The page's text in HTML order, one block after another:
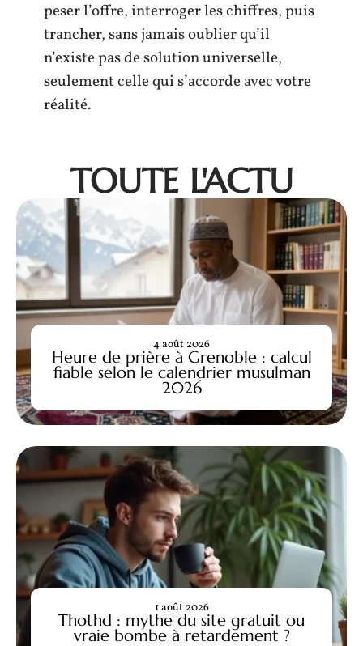
peser l’offre, interroger les chiffres, puis
trancher, sans jamais oublier qu’il
n’existe pas de solution universelle,
seulement celle qui s’accorde avec votre
réalité.
TOUTE L'ACTU
Heure de prière à Grenoble : calcul
fiable selon le calendrier musulman
2026
4 août 2026
Thothd : mythe du site gratuit ou
vraie bombe à retardement ?
1 août 2026